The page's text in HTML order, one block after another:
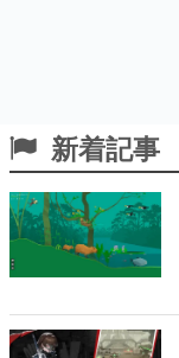
新着記事